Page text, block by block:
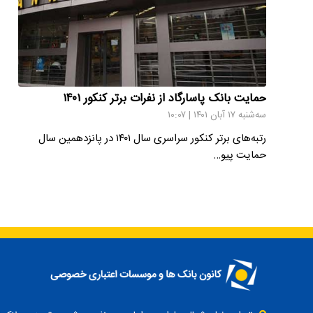
حمایت بانک پاسارگاد از نفرات برتر کنکور ۱۴۰۱
سه‌شنبه ۱۷ آبان ۱۴۰۱ | ۱۰:۰۷
رتبه‌های برتر کنکور سراسری سال ۱۴۰۱ در پانزدهمین سال
حمایت پیو…